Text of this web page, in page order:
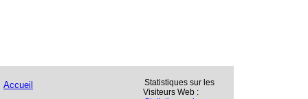
Accueil
Statistiques sur les
Visiteurs Web :